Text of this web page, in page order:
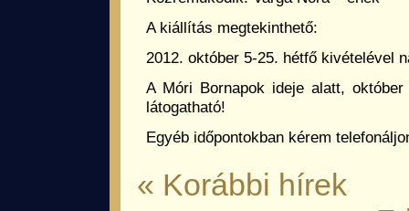
A kiállítás megtekinthető:
2012. október 5-25. hétfő kivételével
A Móri Bornapok ideje alatt,
látogatható!
Egyéb időpontokban kérem
« Korábbi hírek